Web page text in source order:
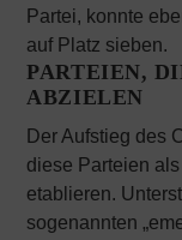
Partei, konnte
auf Platz sieben.
PARTEIEN,
ABZIELEN
Der Aufstieg des
diese Parteien
etablieren.
sogenannten